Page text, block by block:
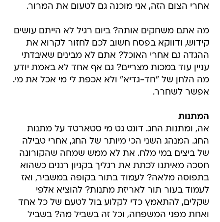
אחרי הצום הזה, אני מוכנה גם לטעום את המרור.
מה אתם משחקים אותה? ביום רגיל לא הייתם עושים
קידוש, ודווקא בפסח חשוב לכם לחזור לקרוא את
ההגדה גם אחרי האוכל? אתם לא מבינים שאיבדתי
עניין עוד במכות מצריים? גם אף אחד לא באמת יודע
מה הלחן של "חד-גדיא" ולא אכפת לי מי אכל את מי.
אפשר לשחרר.
המתנות
אה, ומתנות החג. דונט גט מי סטארטד על מתנות
החג. המנהג השני הכי מיותר של החג, אחרי טבילה
של ביצים במי מלח. את לא ממש שמחה שהקורונה
חסכה מאיתנו לכתת את רגליך בקניון רננים כשהוא
בתפוסה מלאה? לעמוד בתור בקופה במשביר, ואז
לעמוד בעור תור לאריזת מתנות? להוציא אלפי
שקלים, להתאמץ כדי לקלוע בול לטעם של כל אחד
ואחת מפני המשפחה, וכל זה בשביל מה? בשביל